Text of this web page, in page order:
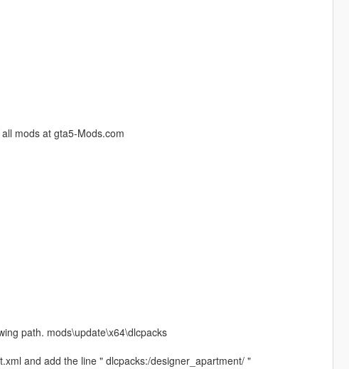
mods at gta5-Mods.com
path. mods\update\x64\dlcpacks
and add the line " dlcpacks:/designer_apartment/ "